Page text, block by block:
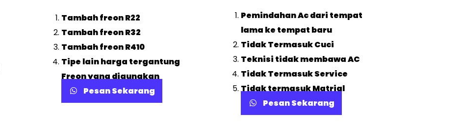
Tambah freon R22
Tambah freon R32
Tambah freon R410
Tipe lain harga tergantung
Freon yang digunakan
Pesan Sekarang
Pemindahan Ac dari tempat
lama ke tempat baru
Tidak Termasuk Cuci
Teknisi tidak membawa AC
Tidak Termasuk Service
Tidak termasuk Matrial
Pesan Sekarang